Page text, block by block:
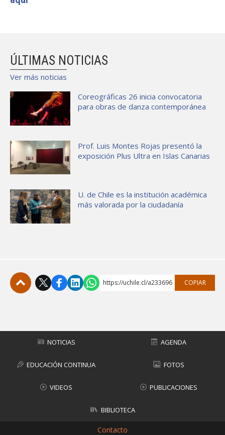
ÚLTIMAS NOTICIAS
Ver más noticias
Coreográficas 26 inicia convocatoria
para obras de danza contemporánea
Prof. Luis Montes Rojas presentó la
exposición Plus Ultra en Islas Canarias
U. de Chile es la institución académica
más valorada por la ciudadanía
https://uchile.cl/a233696 COPIAR
NOTICIAS AGENDA
EDUCACIÓN CONTINUA FOTOS
VIDEOS PUBLICACIONES
BIBLIOTECA
Contacto